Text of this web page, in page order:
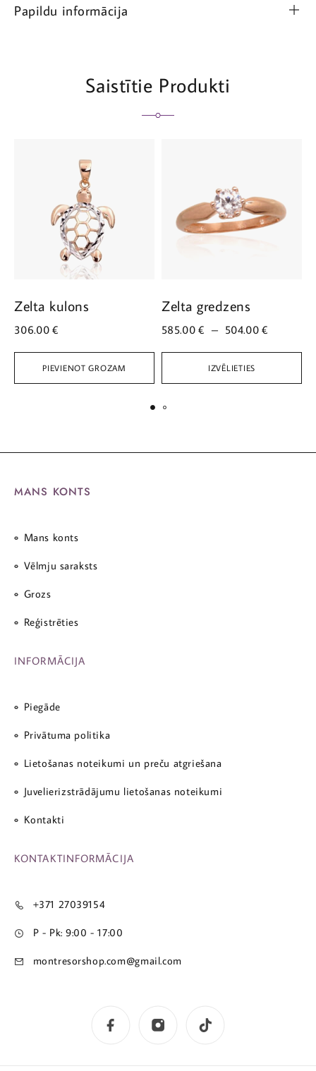
Papildu informācija
Saistītie Produkti
PIEVIENOT GROZAM
Zelta kulons
306.00€
IZVĒLIETIES
Zelta gredzens
504.00€
–
585.00€
MANS KONTS
Mans konts
Vēlmju saraksts
Grozs
Reģistrēties
INFORMĀCIJA
Piegāde
Privātuma politika
Lietošanas noteikumi un preču atgriešana
Juvelierizstrādājumu lietošanas noteikumi
Kontakti
KONTAKTINFORMĀCIJA
+371 27039154
P - Pk: 9:00 - 17:00
montresorshop.com@gmail.com